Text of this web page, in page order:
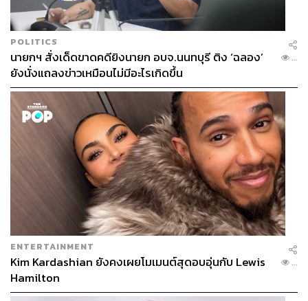
POLITICS
นายกฯ สั่งเด็ดขาดคดียิงนายก อบจ.นนทบุรี ติง ‘ฉลอง’
ยังนั่งแถลงข่าวเหมือนไม่มีอะไรเกิดขึ้น
...
ENTERTAINMENT
Kim Kardashian ยังคงเผยโมเมนต์สุดอบอุ่นกับ Lewis
Hamilton
...